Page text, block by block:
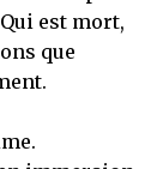
est mort,
que